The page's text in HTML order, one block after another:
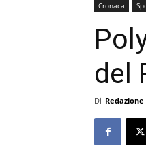
Cronaca
del
Di